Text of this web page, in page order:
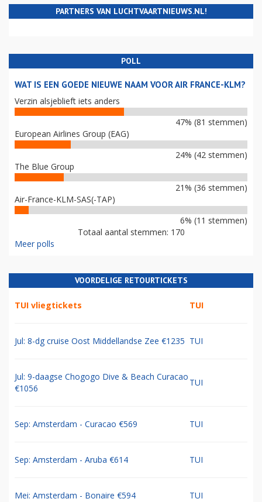
PARTNERS VAN LUCHTVAARTNIEUWS.NL!
POLL
WAT IS EEN GOEDE NIEUWE NAAM VOOR AIR FRANCE-KLM?
Verzin alsjeblieft iets anders
47% (81 stemmen)
European Airlines Group (EAG)
24% (42 stemmen)
The Blue Group
21% (36 stemmen)
Air-France-KLM-SAS(-TAP)
6% (11 stemmen)
Totaal aantal stemmen: 170
Meer polls
VOORDELIGE RETOURTICKETS
TUI vliegtickets TUI
Jul: 8-dg cruise Oost Middellandse Zee €1235 TUI
Jul: 9-daagse Chogogo Dive & Beach Curacao
€1056
TUI
Sep: Amsterdam - Curacao €569 TUI
Sep: Amsterdam - Aruba €614 TUI
Mei: Amsterdam - Bonaire €594 TUI